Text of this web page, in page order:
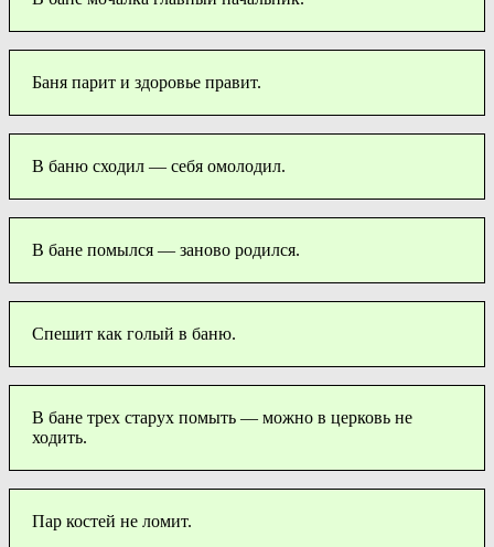
Баня парит и здоровье правит.
В баню сходил — себя омолодил.
В бане помылся — заново родился.
Спешит как голый в баню.
В бане трех старух помыть — можно в церковь не
ходить.
Пар костей не ломит.